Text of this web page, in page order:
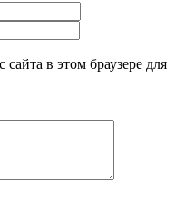
в этом браузере для